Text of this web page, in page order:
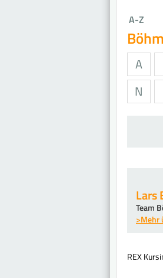
A-Z
A
N
Lars
Team
>Mehr
REX